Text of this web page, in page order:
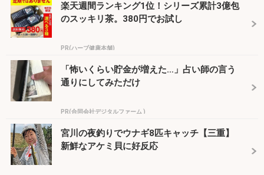
楽天週間ランキング1位！シリーズ累計3億包
のスッキリ茶。380円でお試し
PR(ハーブ健康本舗)
「怖いくらい貯金が増えた…」占い師の言う
通りにしてみただけ
PR(合同会社デジタルファーム )
宮川の夜釣りでウナギ8匹キャッチ【三重】
新鮮なアケミ貝に好反応